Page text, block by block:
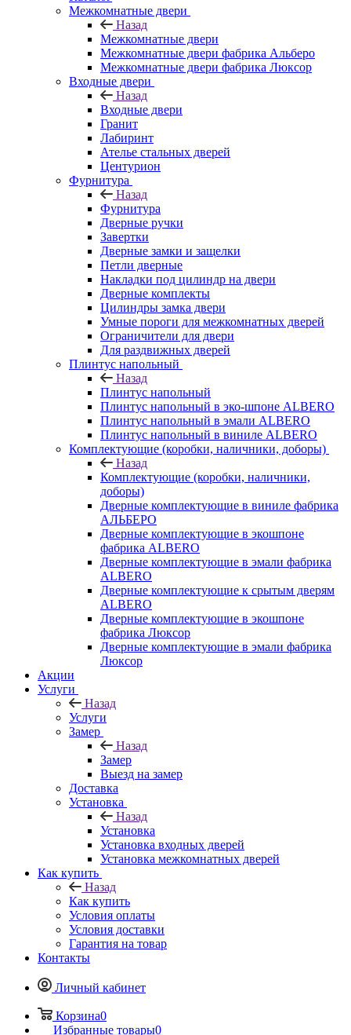
Межкомнатные двери
Назад
Межкомнатные двери
Межкомнатные двери фабрика Альберо
Межкомнатные двери фабрика Люксор
Входные двери
Назад
Входные двери
Гранит
Лабиринт
Ателье стальных дверей
Центурион
Фурнитура
Назад
Фурнитура
Дверные ручки
Завертки
Дверные замки и защелки
Петли дверные
Накладки под цилиндр на двери
Дверные комплекты
Цилиндры замка двери
Умные пороги для межкомнатных дверей
Ограничители для двери
Для раздвижных дверей
Плинтус напольный
Назад
Плинтус напольный
Плинтус напольный в эко-шпоне ALBERO
Плинтус напольный в эмали ALBERO
Плинтус напольный в виниле ALBERO
Комплектующие (коробки, наличники, доборы)
Назад
Комплектующие (коробки, наличники,
доборы)
Дверные комплектующие в виниле фабрика
АЛЬБЕРО
Дверные комплектующие в экошпоне
фабрика ALBERO
Дверные комплектующие в эмали фабрика
ALBERO
Дверные комплектующие к срытым дверям
ALBERO
Дверные комплектующие в экошпоне
фабрика Люксор
Дверные комплектующие в эмали фабрика
Люксор
Акции
Услуги
Назад
Услуги
Замер
Назад
Замер
Выезд на замер
Доставка
Установка
Назад
Установка
Установка входных дверей
Установка межкомнатных дверей
Как купить
Назад
Как купить
Условия оплаты
Условия доставки
Гарантия на товар
Контакты
Личный кабинет
Корзина0
Избранные товары0